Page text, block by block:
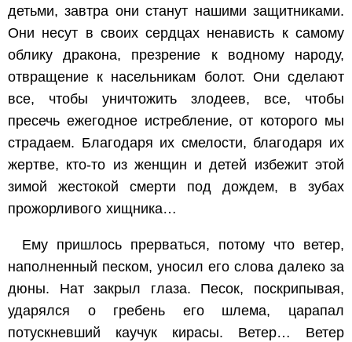
детьми, завтра они станут нашими защитниками.
Они несут в своих сердцах ненависть к самому
облику дракона, презрение к водному народу,
отвращение к насельникам болот. Они сделают
все, чтобы уничтожить злодеев, все, чтобы
пресечь ежегодное истребление, от которого мы
страдаем. Благодаря их смелости, благодаря их
жертве, кто-то из женщин и детей избежит этой
зимой жестокой смерти под дождем, в зубах
прожорливого хищника…
Ему пришлось прерваться, потому что ветер,
наполненный песком, уносил его слова далеко за
дюны. Нат закрыл глаза. Песок, поскрипывая,
ударялся о гребень его шлема, царапал
потускневший каучук кирасы. Ветер… Ветер